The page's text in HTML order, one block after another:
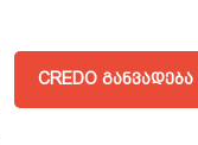
CREDO ᲒᲐᲜᲕᲐᲓᲔᲑᲐ